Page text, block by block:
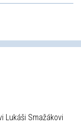
Lukáši Smažákovi